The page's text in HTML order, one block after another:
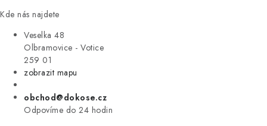
Kde nás najdete
Veselka 48
Olbramovice - Votice
259 01
zobrazit mapu
obchod@dokose.cz
Odpovíme do 24 hodin
ÚKLID
VÝPRODEJ
ZNAČKY
Úvod Kontakt Blog